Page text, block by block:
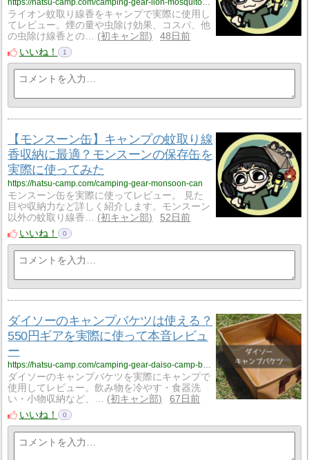
ライオン蚊取り線香をキャンプで実際に使用し
てレビュー。煙の量や虫除け効果、コスパ、他
の虫除け線香との…
初キャン部
48日前
いいね！
1
【モンスーン缶】キャンプの蚊取り線
香収納に最適？モンスーンの保存缶を
実際に使ってみた
https://hatsu-camp.com/camping-gear-monsoon-can
モンスーン缶を実際に使ってレビュー。 見た
目や収納力など詳しく紹介します。モンスーン
以外の蚊取り線香…
初キャン部
52日前
いいね！
0
ダイソーのキャンプバケツは使える？
550円ギアを実際に使って本音レビュ
ー
ダイソーのキャンプバケツを実際にキャンプで
使用してレビュー。飲み物を冷やす・食器洗
い・小物収納など、…
初キャン部
67日前
いいね！
0